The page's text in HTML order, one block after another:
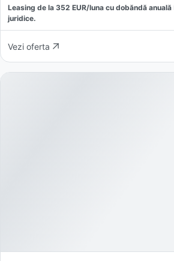
Leasing de la 352 EUR/luna cu dobăndă anuală
juridice.
Vezi oferta